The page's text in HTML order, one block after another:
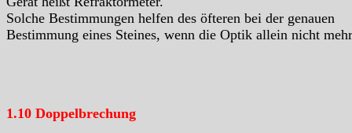
Solche Bestimmungen helfen des öfteren bei der genauen
Bestimmung eines Steines, wenn die Optik allein nicht
1.10 Doppelbrechung